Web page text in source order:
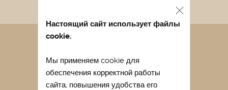
Лечение в санатории Евпатории
Отдых в Евпатории весной
Настоящий сайт использует файлы
cookie.
Мы применяем cookie для
обеспечения корректной работы
сайта, повышения удобства его